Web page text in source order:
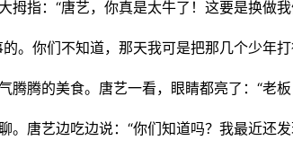
拇指：“唐艺，你真是太牛了！这要是换做
。你们不知道，那天我可是把那几个少年
腾腾的美食。唐艺一看，眼睛都亮了：“老
。唐艺边吃边说：“你们知道吗？我最近还